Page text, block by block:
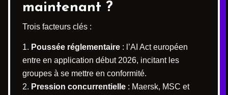
maintenant ?
Trois facteurs clés :
Poussée réglementaire : l’AI Act européen
entre en application début 2026, incitant les
groupes à se mettre en conformité.
Pression concurrentielle : Maersk, MSC et